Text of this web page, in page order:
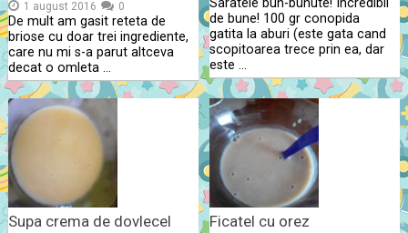
1 august 2016 0
De mult am gasit reteta de
briose cu doar trei ingrediente,
care nu mi s-a parut altceva
decat o omleta …
Saratele bun-bunute! Incredibil
de bune! 100 gr conopida
gatita la aburi (este gata cand
scopitoarea trece prin ea, dar
este …
Supa crema de dovlecel Ficatel cu orez